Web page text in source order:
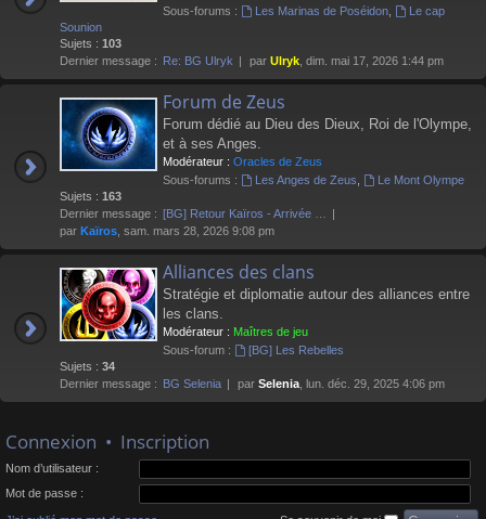
Sous-forums :
Les Marinas de Poséidon,
Le cap
Sounion
Sujets : 103
Dernier message : Re: BG Ulryk par Ulryk , dim. mai 17, 2026 1:44 pm
Forum de Zeus
Forum dédié au Dieu des Dieux, Roi de l'Olympe,
et à ses Anges.
Modérateur : Oracles de Zeus
Sous-forums :
Les Anges de Zeus
Le Mont Olympe
Sujets : 163
Dernier message : [BG] Retour Kaïros - Arrivée …
par Kaïros , sam. mars 28, 2026 9:08 pm
Alliances des clans
Stratégie et diplomatie autour des alliances entre
les clans.
Modérateur : Maîtres de jeu
Sous-forum :
[BG] Les Rebelles
Sujets : 34
Dernier message : BG Selenia par Selenia , lun. déc. 29, 2025 4:06 pm
Connexion • Inscription
Nom d’utilisateur :
Mot de passe :